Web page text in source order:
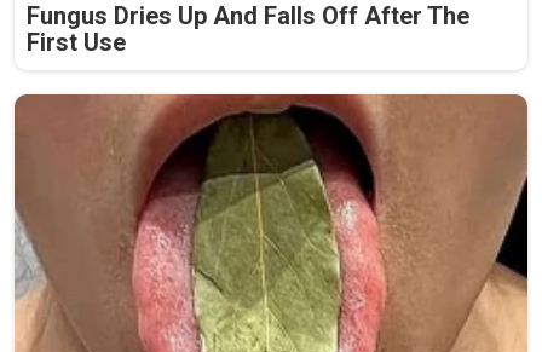
Fungus Dries Up And Falls Off After The
First Use